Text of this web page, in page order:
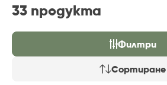
33 продуктa
Филтри
Сортиране